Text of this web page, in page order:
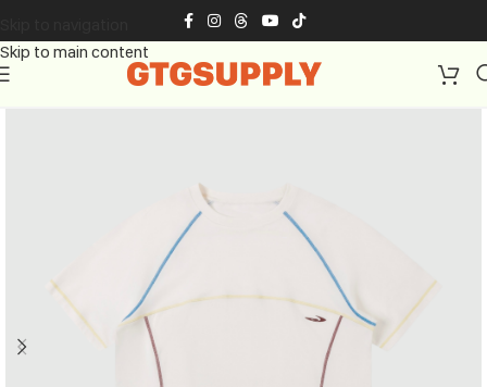
Skip to main content